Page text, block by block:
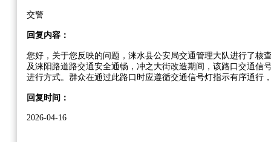
交警
回复内容：
您好，关于您反映的问题，涞水县公安局交通管理大队进行了
及涞阳路道路交通安全通畅，冲之大街改造期间，该路口交通
进行方式。群众在通过此路口时应遵循交通信号灯指示有序通
回复时间：
2026-04-16